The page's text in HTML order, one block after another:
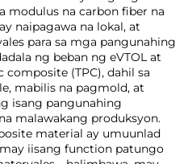
modulus na carbon fiber na
naipagawa na lokal, at
para sa mga pangunahing
ng beban ng eVTOL at
(TPC), dahil sa
mabilis na pagmold, at
isang pangunahing
malawakang produksyon.
material ay umuunlad
iisang function patungo